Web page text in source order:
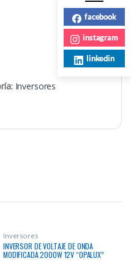
Inversores
Inversores
INVERSOR DE VOLTAJE DE ONDA
MODIFICADA 2000W 12V “OPALUX”
facebook
instagram
linkedin